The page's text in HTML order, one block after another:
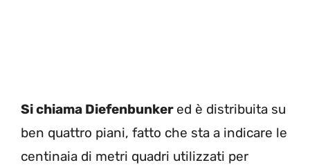
Si chiama Diefenbunker ed è distribuita su
ben quattro piani, fatto che sta a indicare le
centinaia di metri quadri utilizzati per